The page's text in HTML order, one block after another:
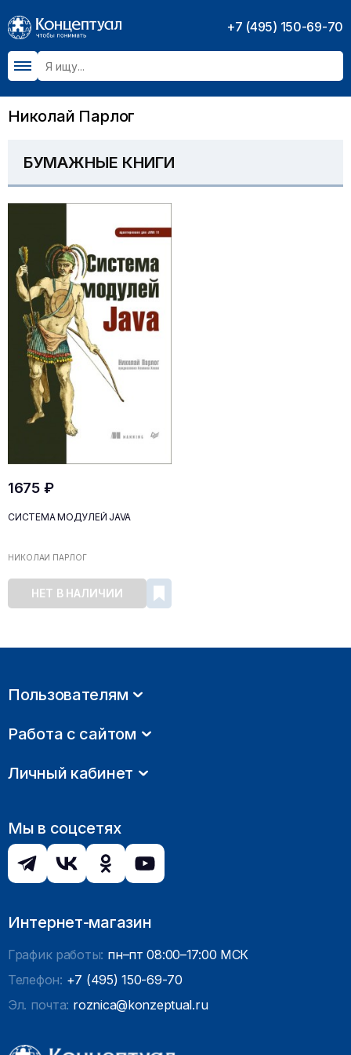
+7 (495) 150-69-70
Николай Парлог
БУМАЖНЫЕ КНИГИ
1675 ₽
СИСТЕМА МОДУЛЕЙ JAVA
НИКОЛАЙ ПАРЛОГ
НЕТ В НАЛИЧИИ
Пользователям
Работа с сайтом
Личный кабинет
Мы в соцсетях
Интернет-магазин
График работы: пн–пт 08:00–17:00 МСК
Телефон: +7 (495) 150-69-70
Эл. почта: roznica@konzeptual.ru